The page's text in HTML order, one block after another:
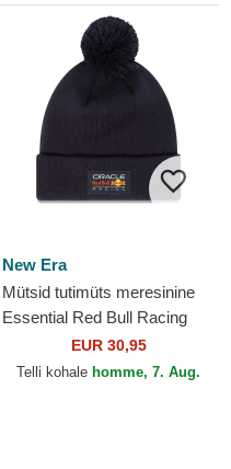
New Era
Mütsid tutimüts meresinine
Essential Red Bull Racing
Formula 1 New Era
EUR 30,95
Telli kohale homme, 7. Aug.